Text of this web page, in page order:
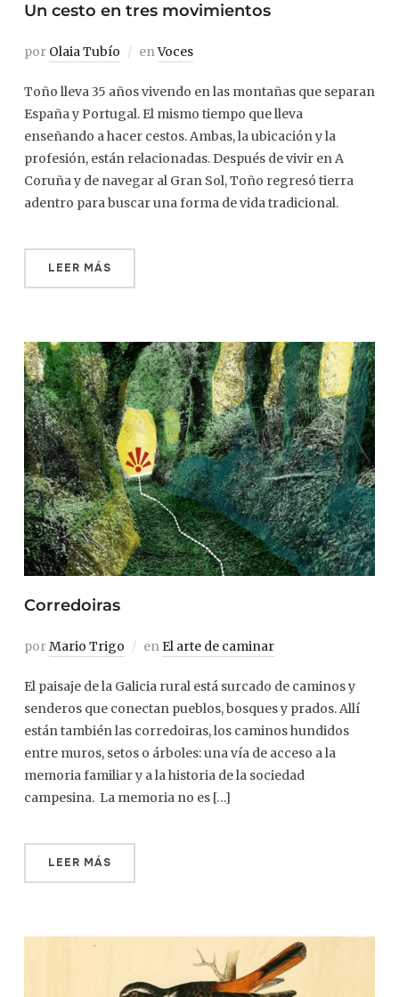
Un cesto en tres movimientos
por Olaia Tubío enVoces
Toño lleva 35 años vivendo en las montañas que separan
España y Portugal. El mismo tiempo que lleva
enseñando a hacer cestos. Ambas, la ubicación y la
profesión, están relacionadas. Después de vivir en A
Coruña y de navegar al Gran Sol, Toño regresó tierra
adentro para buscar una forma de vida tradicional.
LEER MÁS
Corredoiras
porMario Trigo en El arte de caminar
El paisaje de la Galicia rural está surcado de caminos y
senderos que conectan pueblos, bosques y prados. Allí
están también las corredoiras, los caminos hundidos
entre muros, setos o árboles: una vía de acceso a la
memoria familiar y a la historia de la sociedad
campesina. La memoria no es […]
LEER MÁS